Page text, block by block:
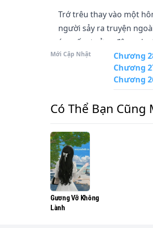
Trớ trêu thay vào một
người sảy ra truyện
ý muốn, tưởng đâu anh
Cô tưởng leo lên
Mọi diễn biến sẽ như
Mới Cập Nhật Chương
Chương
Chương
Có Thể Bạn
Gương Vỡ Không
Lành